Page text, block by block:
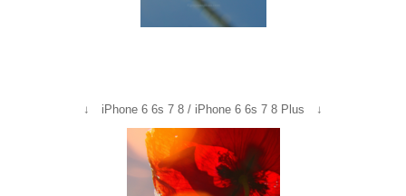
↓ iPhone 6 6s 7 8 / iPhone 6 6s 7 8 Plus ↓